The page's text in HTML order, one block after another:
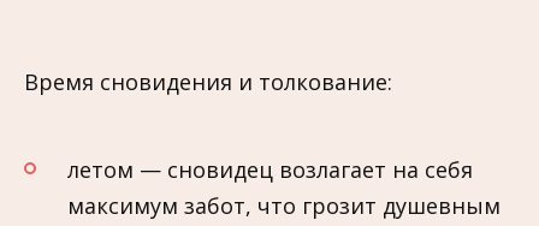
Время сновидения и толкование:
летом — сновидец возлагает на себя
максимум забот, что грозит душевным